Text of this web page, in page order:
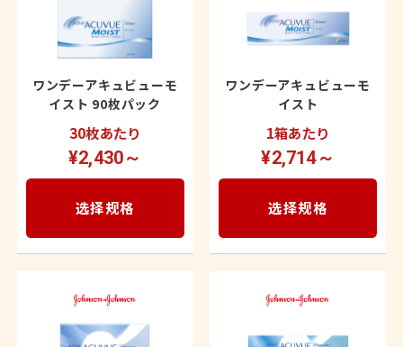
ワンデーアキュビューモ
イスト 90枚パック
30枚あたり
¥2,430～
选择规格
ワンデーアキュビューモ
イスト
1箱あたり
¥2,714～
选择规格